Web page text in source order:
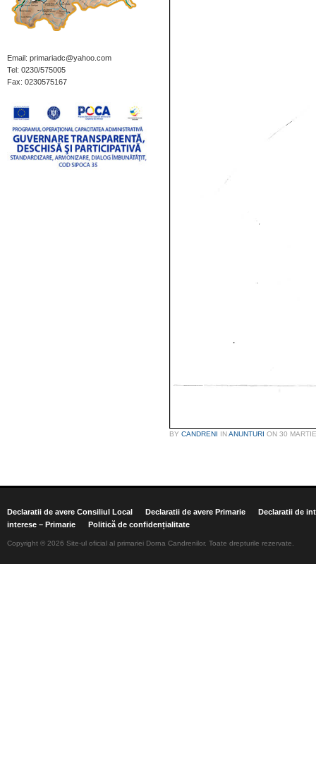
Email: primariadc@yahoo.com
Tel: 0230/575005
Fax: 0230575167
BY CANDRENI INANUNTURI ON 30
Declaratii de avere Consiliul Local Declaratii de avere Primarie
Declaratii de
interese – Primarie
Politică de confidențialitate
Copyright © 2026 Site-ul oficial al primariei Dorna Candrenilor. Toate drepturile rezervate.